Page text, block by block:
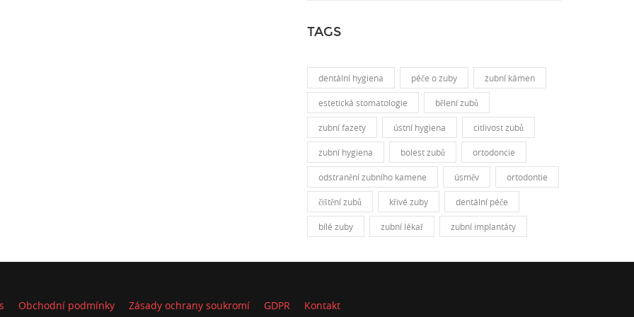
TAGS
dentální hygiena péče o zuby zubní kámen
estetická stomatologie bělení zubů
zubní fazety ústní hygiena citlivost zubů
zubní hygiena bolest zubů ortodoncie
odstranění zubního kamene úsměv ortodontie
čištění zubů křivé zuby dentální péče
bílé zuby zubní lékař zubní implantáty
Obchodní podmínky Zásady ochrany soukromí GDPR Kontakt